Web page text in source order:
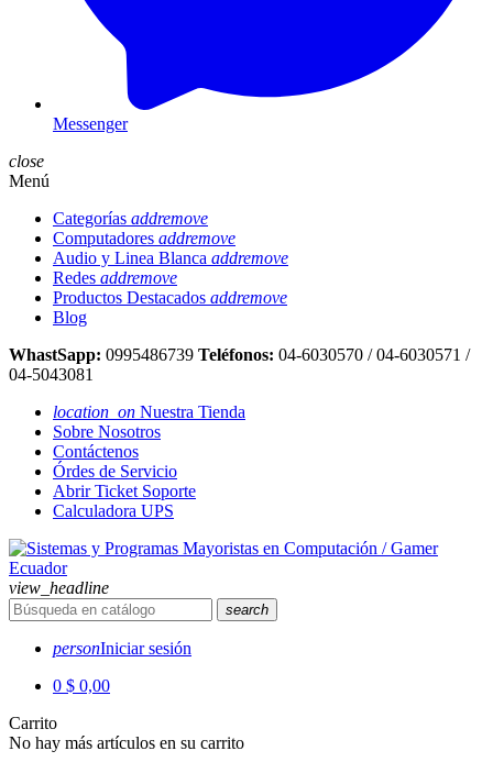
Messenger
close
Menú
Categorías addremove
Computadores addremove
Audio y Linea Blanca addremove
Redes addremove
Productos Destacados addremove
Blog
WhastSapp: 0995486739 Teléfonos: 04-6030570 / 04-6030571 /
04-5043081
location_on Nuestra Tienda
Sobre Nosotros
Contáctenos
Órdes de Servicio
Abrir Ticket Soporte
Calculadora UPS
view_headline
search
personIniciar sesión
0 $ 0,00
Carrito
No hay más artículos en su carrito